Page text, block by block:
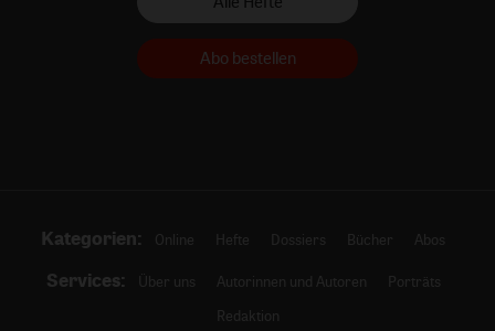
Abo bestellen
Kategorien: Online Hefte Dossiers Bücher Abos
Services: Über uns Autorinnen und Autoren
Porträts
Redaktion